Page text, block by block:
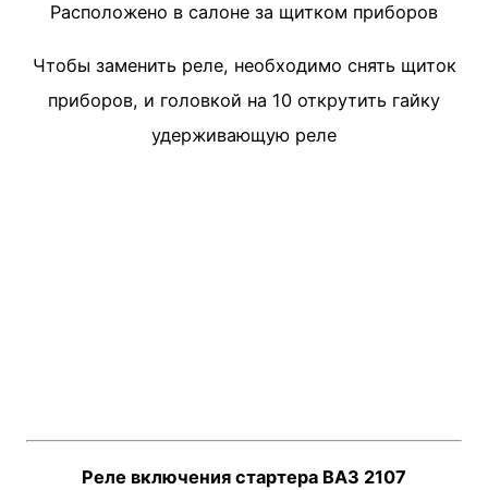
Расположено в салоне за щитком приборов
Чтобы заменить реле, необходимо снять щиток
приборов, и головкой на 10 открутить гайку
удерживающую реле
Реле включения стартера ВАЗ 2107